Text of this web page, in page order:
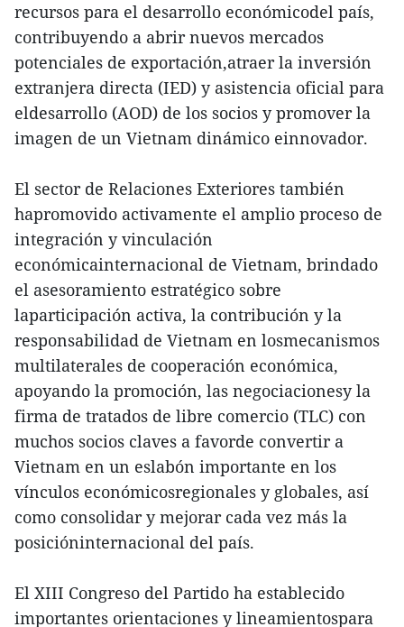
recursos para el desarrollo económicodel país,
contribuyendo a abrir nuevos mercados
potenciales de exportación,atraer la inversión
extranjera directa (IED) y asistencia oficial para
eldesarrollo (AOD) de los socios y promover la
imagen de un Vietnam dinámico einnovador.
El sector de Relaciones Exteriores también
hapromovido activamente el amplio proceso de
integración y vinculación
económicainternacional de Vietnam, brindado
el asesoramiento estratégico sobre
laparticipación activa, la contribución y la
responsabilidad de Vietnam en losmecanismos
multilaterales de cooperación económica,
apoyando la promoción, las negociacionesy la
firma de tratados de libre comercio (TLC) con
muchos socios claves a favorde convertir a
Vietnam en un eslabón importante en los
vínculos económicosregionales y globales, así
como consolidar y mejorar cada vez más la
posicióninternacional del país.
El XIII Congreso del Partido ha establecido
importantes orientaciones y lineamientospara